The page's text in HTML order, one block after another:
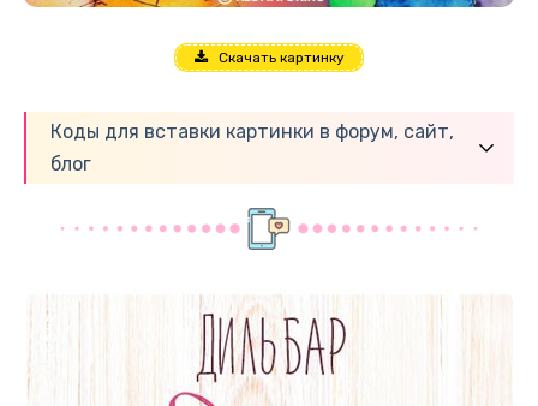
Скачать картинку
Коды для вставки картинки в форум, сайт,
блог